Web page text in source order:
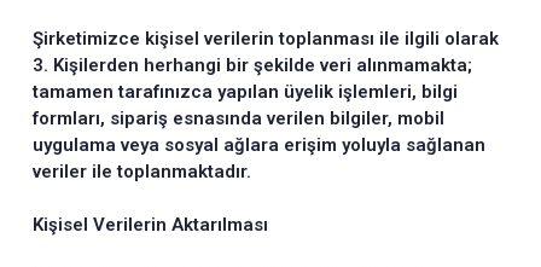
Şirketimizce kişisel verilerin toplanması ile ilgili olarak
3. Kişilerden herhangi bir şekilde veri alınmamakta;
tamamen tarafınızca yapılan üyelik işlemleri, bilgi
formları, sipariş esnasında verilen bilgiler, mobil
uygulama veya sosyal ağlara erişim yoluyla sağlanan
veriler ile toplanmaktadır.
Kişisel Verilerin Aktarılması